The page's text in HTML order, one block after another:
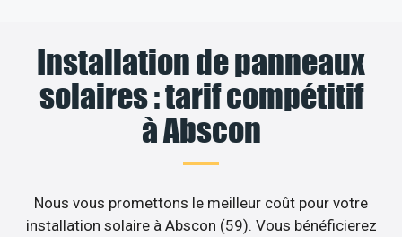
Installation de panneaux
solaires : tarif compétitif
à Abscon
Nous vous promettons le meilleur coût pour votre
installation solaire à Abscon (59). Vous bénéficierez